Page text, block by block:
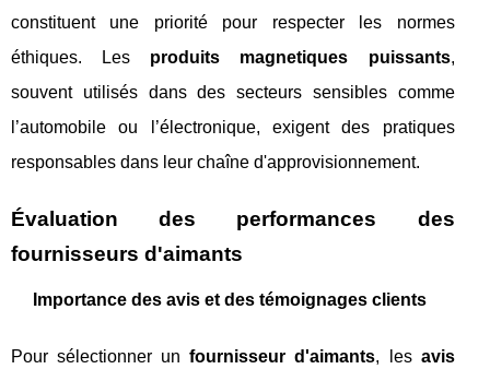
constituent une priorité pour respecter les normes
éthiques. Les produits magnetiques puissants,
souvent utilisés dans des secteurs sensibles comme
l’automobile ou l’électronique, exigent des pratiques
responsables dans leur chaîne d'approvisionnement.
Évaluation des performances des
fournisseurs d'aimants
Importance des avis et des témoignages clients
Pour sélectionner unfournisseur d'aimants, les avis